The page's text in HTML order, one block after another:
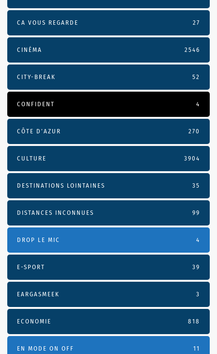
CA VOUS REGARDE 27
CINÉMA 2546
CITY-BREAK 52
CONFIDENT 4
CÔTE D’AZUR 270
CULTURE 3904
DESTINATIONS LOINTAINES 35
DISTANCES INCONNUES 99
DROP LE MIC 4
E-SPORT 39
EARGASMEEK 3
ECONOMIE 818
EN MODE ON OFF 11